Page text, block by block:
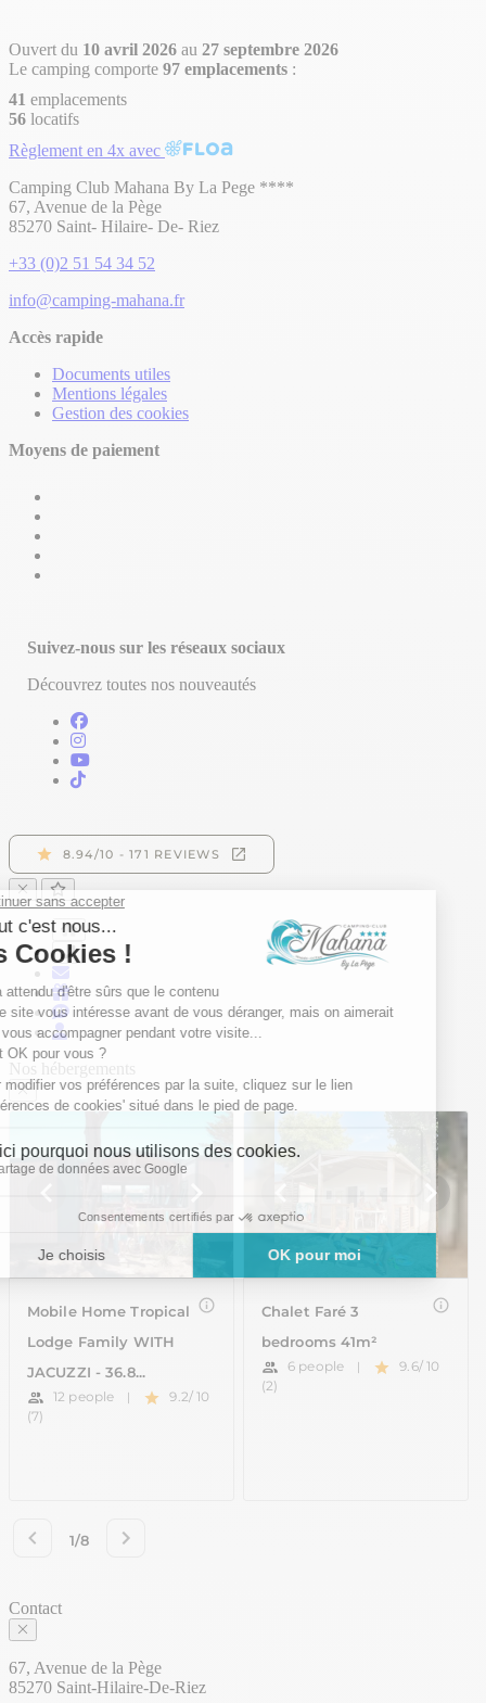
Ouvert du 10 avril 2026 au 27 septembre 2026
Le camping comporte 97 emplacements :
41 emplacements
56 locatifs
Règlement en 4x avec
Camping Club Mahana By La Pege ****
67, Avenue de la Pège
85270 Saint- Hilaire- De- Riez
+33 (0)2 51 54 34 52
info@camping-mahana.fr
Accès rapide
Documents utiles
Mentions légales
Gestion des cookies
Moyens de paiement
Suivez-nous sur les réseaux sociaux
Découvrez toutes nos nouveautés
Nos hébergements
Contact
67, Avenue de la Pège
85270 Saint-Hilaire-De-Riez